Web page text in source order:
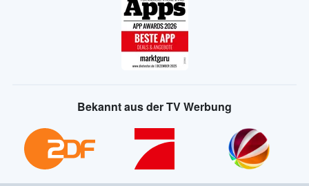
Bekannt aus der TV Werbung